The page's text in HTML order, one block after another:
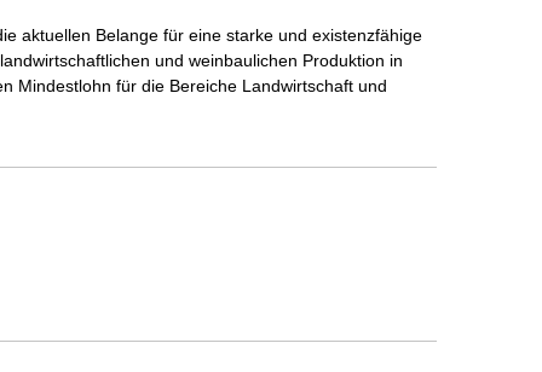
aktuellen Belange für eine starke und existenzfähige
und weinbaulichen Produktion in
Mindestlohn für die Bereiche Landwirtschaft und